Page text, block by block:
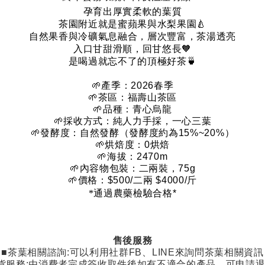
孕育出厚實柔軟的葉質
茶園附近就是蜜蘋果與水梨果園 🍐
自然果香與冷礦氣息融合，層次豐富，茶湯透亮
入口甘甜滑順，回甘悠長🧡
是喝過就忘不了的頂極好茶 🍵
🌱產季： 2026春季
🌱茶區：福壽山茶區
🌱品種：青心烏龍
🌱採收方式：純人力手採，一心三葉
🌱發酵度：自然發酵（發酵度約為15%~20%）
🌱烘焙度：0烘焙
🌱海拔： 2470m
🌱 內容物包裝：二兩裝，75g
🌱價格： $500/二兩 $4000/斤
*通過農藥檢驗合格*
售後服務
■茶葉相關諮詢:可以利用社群FB LINE來詢問茶葉相關資訊